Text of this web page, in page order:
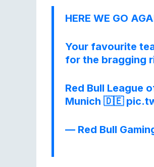
HERE WE GO
Your favourite
for the bragging
Red Bull League
Munich 🇩🇪
— Red Bull